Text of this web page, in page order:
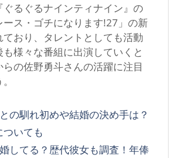
るぐるナインティナイン』の
ース・ゴチになります!27」の新
おり、タレントとしても活動
様々な番組に出演していくと
の佐野勇斗さんの活躍に注目
の馴れ初めや結婚の決め手は？
いても
してる？歴代彼女も調査！年俸